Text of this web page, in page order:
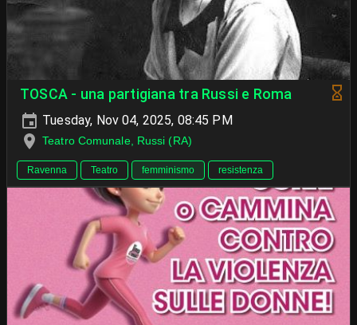
TOSCA - una partigiana tra Russi e Roma
Tuesday, Nov 04, 2025, 08:45 PM
Teatro Comunale, Russi (RA)
Ravenna Teatro femminismo resistenza